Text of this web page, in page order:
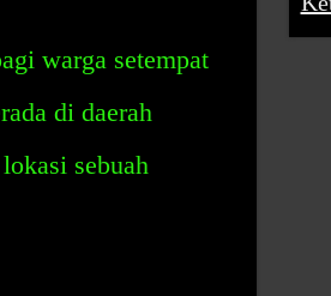
warga setempat
di daerah
sebuah